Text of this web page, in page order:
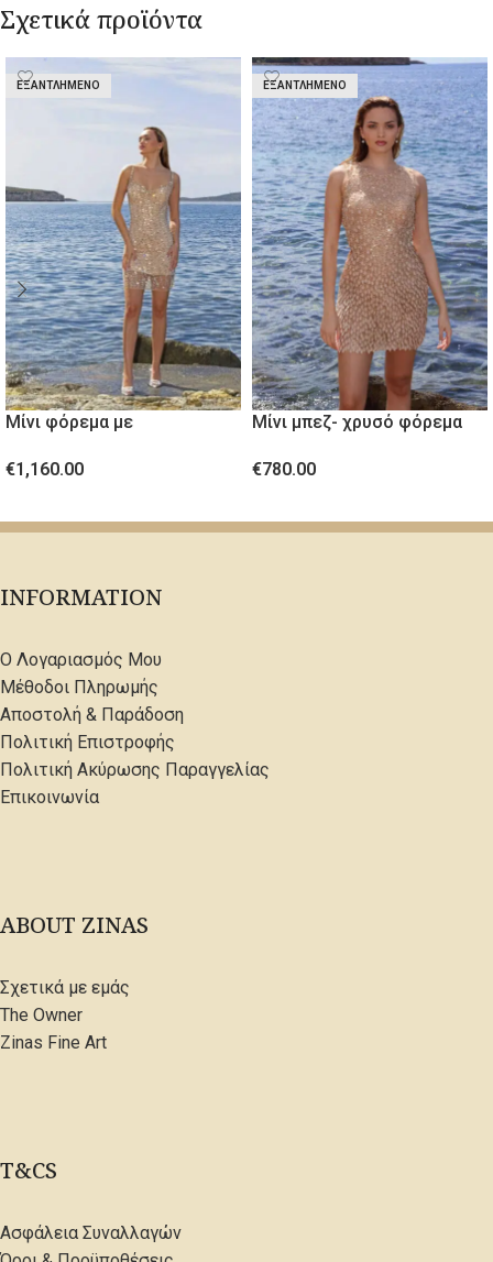
Σχετικά προϊόντα
ΕΞΑΝΤΛΗΜΈΝΟ
Μίνι φόρεμα με
€1,160.00
ΕΞΑΝΤΛΗΜΈΝΟ
Μίνι μπεζ- χρυσό φόρεμα
€780.00
INFORMATION
Ο Λογαριασμός Μου
Μέθοδοι Πληρωμής
Αποστολή & Παράδοση
Πολιτική Επιστροφής
Πολιτική Ακύρωσης Παραγγελίας
Επικοινωνία
ABOUT ZINAS
Σχετικά με εμάς
The Owner
Zinas Fine Art
T&CS
Ασφάλεια Συναλλαγών